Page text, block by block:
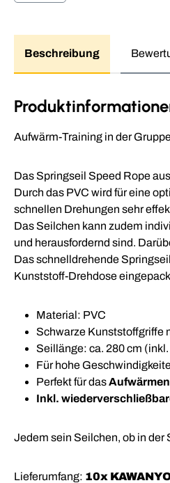
Beschreibung
Aufwärm-Training in der
Das Springseil Speed Rope
Durch das PVC wird für eine
schnellen Drehungen sehr
Das Seilchen kann zudem
und herausfordernd sind.
Das schnelldrehende
Kunststoff-Drehdose
Material: PVC
Schwarze Kunststoffgriffe
Seillänge: ca. 280 cm
Für hohe
Perfekt für dasAufwärmen
Inkl.
Jedem sein Seilchen, ob in der
Lieferumfang: 10x